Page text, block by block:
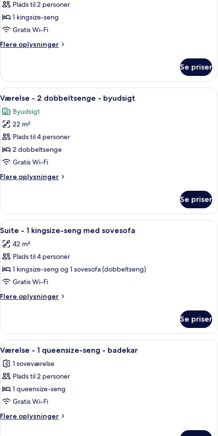
Værelse
-
1
seng
Plads til 2 personer
1 kingsize-seng
Gratis Wi-Fi
Flere oplysninger
Flere
-
kingsize-
-
byudsigt
Se priser
Indlæs
alle
billeder
af
Værelse
-
2
-
Et hotelværelse med en pænt redt
5
Værelse - 2 dobbeltsenge - byudsigt
Byudsigt
22 m²
Plads til 4 personer
2 dobbeltsenge
Gratis Wi-Fi
Flere oplysninger
Flere
-
dobbeltsenge
byudsigt
Se priser
Indlæs
alle
billeder
af
Suite
-
1
kingsize-
med
sovesofa
Et moderne badeværelse med en
7
Suite - 1 kingsize-seng med sovesofa
42 m²
Plads til 4 personer
1 kingsize-seng og 1 sovesofa (dobbeltseng)
Gratis Wi-Fi
Flere oplysninger
Flere
-
kingsize-
med
sovesofa
Se priser
Indlæs
alle
billeder
af
Værelse
-
1
queensize-
Et moderne soveværelse med en
3
Værelse - 1 queensize-seng - badekar
1 soveværelse
Plads til 2 personer
1 queensize-seng
Gratis Wi-Fi
Flere oplysninger
Flere